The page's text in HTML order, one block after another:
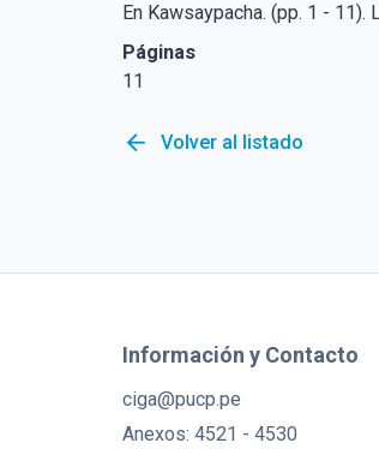
En Kawsaypacha. (pp. 1 - 11).
Páginas
11
arrow_back Volver al listado
Información y Contacto
ciga@pucp.pe
Anexos: 4521 - 4530